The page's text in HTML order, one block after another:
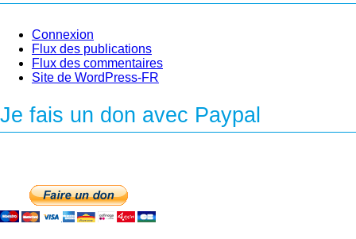
Connexion
Flux des publications
Flux des commentaires
Site de WordPress-FR
Je fais un don avec Paypal